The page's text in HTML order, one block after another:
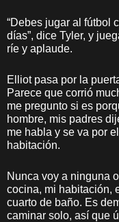
“Debes jugar al fútbol
días”, dice Tyler, y
ríe y aplaude.
Elliot pasa por la
Parece que corrió
me pregunto si es
hombre, mis padres
me habla y se va por
habitación.
Nunca voy a ninguna
cocina, mi habitación,
cuarto de baño. Es
caminar solo, así que